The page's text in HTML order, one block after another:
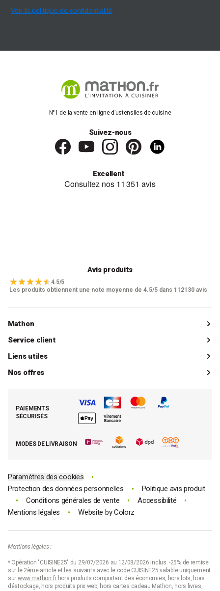
Voir la politique de confidentialité
N°1 de la vente en ligne d’ustensiles de cuisine
Suivez-nous
Excellent
Avis produits
4.5/5
Les produits obtiennent une note moyenne de 4.5/5 dans 112130 avis
Mathon
Qui sommes-nous ?
Catalogue
La boutique de Saint-Marcellin
La presse parle de Mathon
Service client
Livraisons
Paiements
Demande de rétractation
Liens utiles
Mon compte client
Retrouver (ou activer) mon compte client
Nos offres
Nos best-sellers pâtisserie
Moins cher par lot
PAIEMENTS
SÉCURISÉS
MODES DE LIVRAISON
Paramètres des cookies •
Protection des données personnelles • Politique avis produit
• Conditions générales de vente • Accessibilité •
Mentions légales • Website byColorz
Mentions légales :
* Opération "CUISINE25" du 29/07/2026 au 12/08/2026 inclus. -25% de remise
sur le 2ème article et les suivants avec le code CUISINE25 valable uniquement
sur www.mathon.frhors produits comportant des économies, hors lots, hors
déstockage, hors produits prix web, hors cartes cadeau Mathon, hors livres,